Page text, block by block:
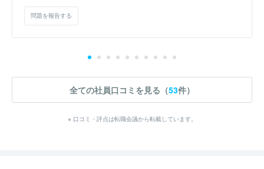
問題を報告する
全ての社員口コミを見る（53件）
※ 口コミ・評点は転職会議から転載しています。